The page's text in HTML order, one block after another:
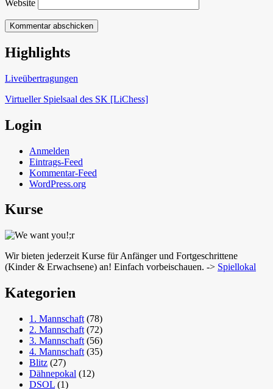
Website
Schach in Lauffen
Highlights
Liveübertragungen
Virtueller Spielsaal des SK [LiChess]
Login
Anmelden
Eintrags-Feed
Kommentar-Feed
WordPress.org
Kurse
Wir bieten jederzeit Kurse für Anfänger und Fortgeschrittene
(Kinder & Erwachsene) an! Einfach vorbeischauen. -> Spiellokal
Kategorien
1. Mannschaft (78)
2. Mannschaft (72)
3. Mannschaft (56)
4. Mannschaft (35)
Blitz (27)
Dähnepokal (12)
DSOL (1)